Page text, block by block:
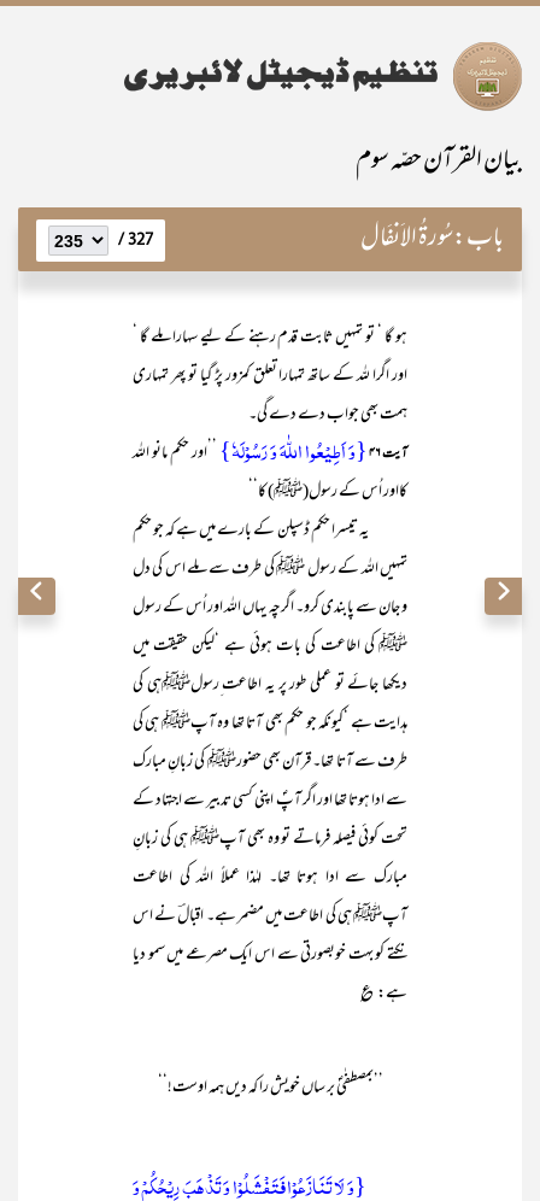
بیان القرآن حصّہ سوم
باب:سُورۃُ الاَنفَال 327 /
ہو گا ‘ تو تمہیں ثابت قدم رہنے کے لیے سہارا ملے گا ‘
اور اگرا للہ کے ساتھ تمہارا تعلق کمزور پڑ گیا تو پھر تمہاری
ہمت بھی جواب دے دے گی۔
آیت ۴۶ {وَ اَطِیۡعُوا اللّٰہَ وَ رَسُوۡلَہٗ} ’’اور حکم مانو اللہ
کااور اُس کے رسول(ﷺ) کا‘‘
یہ تیسرا حکم ڈسپلن کے بارے میں ہے کہ جو حکم
تمہیں اللہ کے رسول ﷺ کی طرف سے ملے اس کی دل
و جان سے پابندی کرو۔ اگرچہ یہاں اللہ اور اُس کے رسول
ﷺ کی اطاعت کی بات ہوئی ہے ‘لیکن حقیقت میں
دیکھا جائے تو عملی طور پر یہ اطاعت ِرسولﷺہی کی
ہدایت ہے ‘کیونکہ جو حکم بھی آتا تھا وہ آپﷺ ہی کی
طرف سے آتا تھا۔ قرآن بھی حضورﷺ کی زبانِ مبارک
سے ادا ہوتا تھا اور اگر آپؐ اپنی کسی تدبیر سے اجتہاد کے
تحت کوئی فیصلہ فرماتے تو وہ بھی آپﷺ ہی کی زبانِ
مبارک سے ادا ہوتا تھا۔ لہٰذا عملاً اللہ کی اطاعت
آپﷺ ہی کی اطاعت میں مضمر ہے۔ اقبالؔ نے اس
نکتے کو بہت خوبصورتی سے اس ایک مصرعے میں سمو دیا
ہے: ؏
’’بمصطفٰیؐ برساں خویش را کہ دیں ہمہ اوست!‘‘
{وَ لَا تَنَازَعُوۡا فَتَفۡشَلُوۡا وَ تَذۡہَبَ رِیۡحُکُمۡ وَ